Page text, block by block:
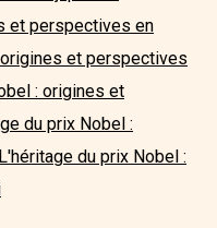
et perspectives en
et perspectives
: origines et
du prix Nobel :
L'héritage du prix Nobel :